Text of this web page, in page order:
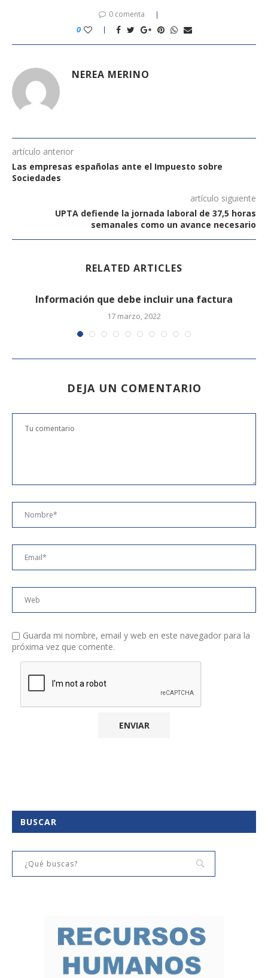
0 comenta
0
NEREA MERINO
artículo anterior
Las empresas españolas ante el Impuesto sobre
Sociedades
artículo siguiente
UPTA defiende la jornada laboral de 37,5 horas
semanales como un avance necesario
RELATED ARTICLES
Información que debe incluir una factura
17 marzo, 2022
DEJA UN COMENTARIO
Guarda mi nombre, email y web en este navegador para la
próxima vez que comente.
BUSCAR